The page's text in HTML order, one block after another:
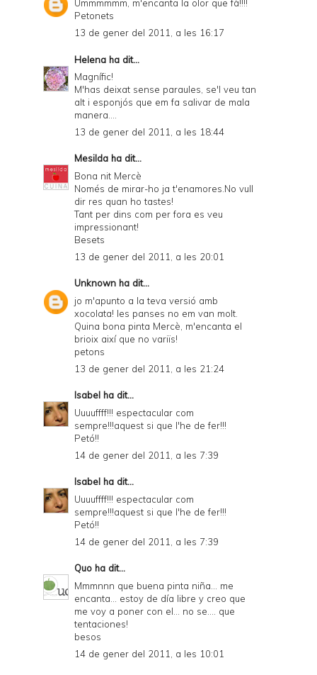
Ummmmmm, m'encanta la olor que fà!!!!
Petonets
13 de gener del 2011, a les 16:17
Helena ha dit...
Magnífic!
M'has deixat sense paraules, se'l veu tan
alt i esponjós que em fa salivar de mala
manera....
13 de gener del 2011, a les 18:44
Mesilda ha dit...
Bona nit Mercè
Només de mirar-ho ja t'enamores.No vull
dir res quan ho tastes!
Tant per dins com per fora es veu
impressionant!
Besets
13 de gener del 2011, a les 20:01
Unknown ha dit...
jo m'apunto a la teva versió amb
xocolata! les panses no em van molt.
Quina bona pinta Mercè, m'encanta el
brioix així que no variïs!
petons
13 de gener del 2011, a les 21:24
Isabel ha dit...
Uuuuffff!!! espectacular com
sempre!!!aquest si que l'he de fer!!!
Petó!!
14 de gener del 2011, a les 7:39
Isabel ha dit...
Uuuuffff!!! espectacular com
sempre!!!aquest si que l'he de fer!!!
Petó!!
14 de gener del 2011, a les 7:39
Quo ha dit...
Mmmnnn que buena pinta niña... me
encanta... estoy de día libre y creo que
me voy a poner con el... no se.... que
tentaciones!
besos
14 de gener del 2011, a les 10:01